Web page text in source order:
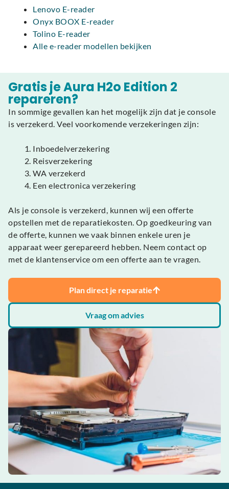
Lenovo E-reader
Onyx BOOX E-reader
Tolino E-reader
Alle e-reader modellen bekijken
Gratis je Aura H2o Edition 2
repareren?
In sommige gevallen kan het mogelijk zijn dat je console
is verzekerd. Veel voorkomende verzekeringen zijn:
Inboedelverzekering
Reisverzekering
WA verzekerd
Een electronica verzekering
Als je console is verzekerd, kunnen wij een offerte
opstellen met de reparatiekosten. Op goedkeuring van
de offerte, kunnen we vaak binnen enkele uren je
apparaat weer gerepareerd hebben. Neem contact op
met de klantenservice om een offerte aan te vragen.
Plan direct je reparatie
Vraag om advies